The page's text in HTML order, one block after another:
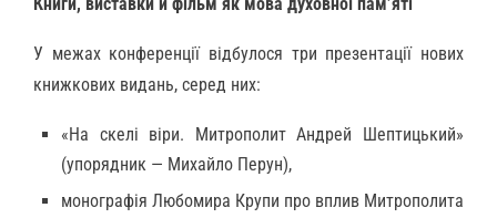
У межах конференції відбулося три презентації нових
книжкових видань, серед них:
«На скелі віри. Митрополит Андрей Шептицький»
(упорядник — Михайло Перун),
монографія Любомира Крупи про вплив Митрополита